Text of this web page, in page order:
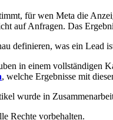
für wen Meta die
auf Anfragen. Das
definieren, was ein Lead
in einem vollständigen
, welche Ergebnisse mit
wurde in
Rechte vorbehalten.